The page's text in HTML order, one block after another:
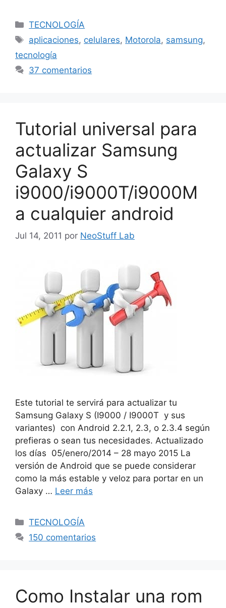
Categorías
TECNOLOGÍA
Etiquetas
aplicaciones, celulares, Motorola, samsung,
tecnología
37 comentarios
Tutorial universal para
actualizar Samsung
Galaxy S
i9000/i9000T/i9000M
a cualquier android
Jul 14, 2011 por NeoStuff Lab
Este tutorial te servirá para actualizar tu
Samsung Galaxy S (I9000 / I9000T y sus
variantes) con Android 2.2.1, 2.3, o 2.3.4 según
prefieras o sean tus necesidades. Actualizado
los días 05/enero/2014 – 28 mayo 2015 La
versión de Android que se puede considerar
como la más estable y veloz para portar en un
Galaxy … Leer más
Categorías
TECNOLOGÍA
150 comentarios
Como Instalar una rom